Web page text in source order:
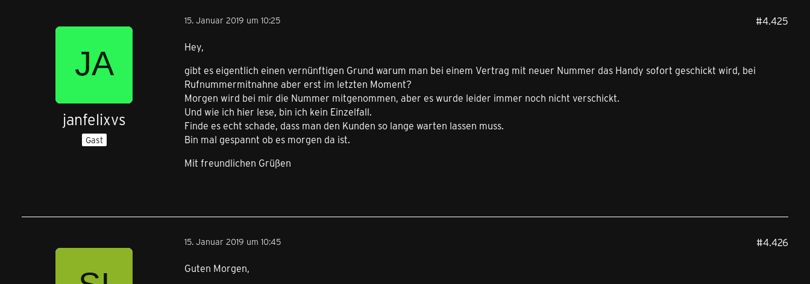
janfelixvs
Gast
15. Januar 2019 um 10:25 #4.425
Hey,
gibt es eigentlich einen vernünftigen Grund warum man bei einem Vertrag mit neuer Nummer das Handy sofort geschickt wird, bei
Rufnummermitnahne aber erst im letzten Moment?
Morgen wird bei mir die Nummer mitgenommen, aber es wurde leider immer noch nicht verschickt.
Und wie ich hier lese, bin ich kein Einzelfall.
Finde es echt schade, dass man den Kunden so lange warten lassen muss.
Bin mal gespannt ob es morgen da ist.
Mit freundlichen Grüßen
15. Januar 2019 um 10:45 #4.426
Guten Morgen,